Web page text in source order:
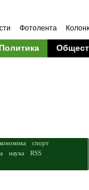
Фотолента
Политика
спорт
наука
RSS